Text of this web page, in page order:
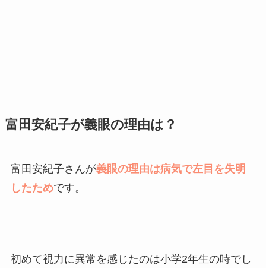
富田安紀子が義眼の理由は？
富田安紀子さんが義眼の理由は病気で左目を失明
したためです。
初めて視力に異常を感じたのは小学2年生の時でし